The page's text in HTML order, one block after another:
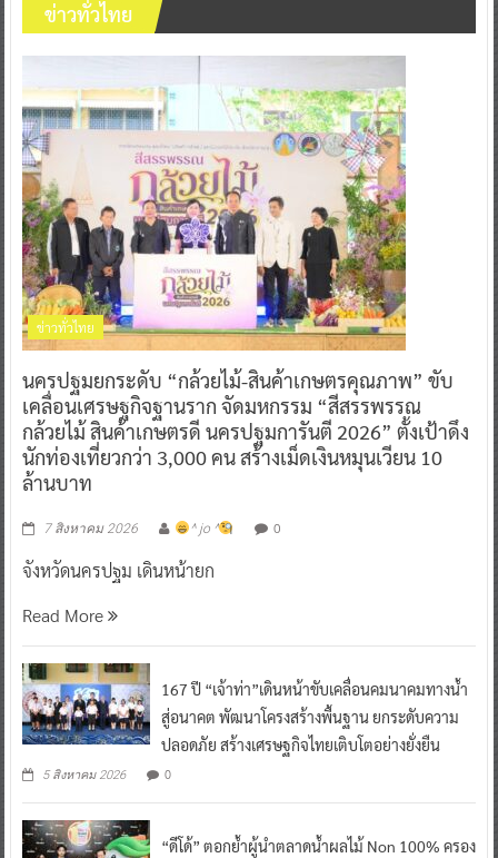
ข่าวทั่วไทย
ข่าวทั่วไทย
นครปฐมยกระดับ “กล้วยไม้-สินค้าเกษตรคุณภาพ” ขับ
เคลื่อนเศรษฐกิจฐานราก จัดมหกรรม “สีสรรพรรณ
กล้วยไม้ สินค้าเกษตรดี นครปฐมการันตี 2026” ตั้งเป้าดึง
นักท่องเที่ยวกว่า 3,000 คน สร้างเม็ดเงินหมุนเวียน 10
ล้านบาท
7 สิงหาคม 2026 ^ jo ^ 0
จังหวัดนครปฐม เดินหน้ายก
Read More
167 ปี “เจ้าท่า”เดินหน้าขับเคลื่อนคมนาคมทางน้ำ
สู่อนาคต พัฒนาโครงสร้างพื้นฐาน ยกระดับความ
ปลอดภัย สร้างเศรษฐกิจไทยเติบโตอย่างยั่งยืน
5 สิงหาคม 2026 0
“ดีโด้” ตอกย้ำผู้นำตลาดน้ำผลไม้ Non 100% ครอง